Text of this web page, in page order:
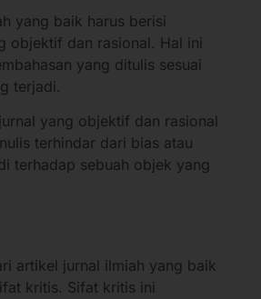
yang baik harus berisi
objektif dan rasional. Hal ini
yang ditulis sesuai
terjadi.
yang objektif dan rasional
terhindar dari bias atau
terhadap sebuah objek yang
artikel jurnal ilmiah yang baik
kritis. Sifat kritis ini